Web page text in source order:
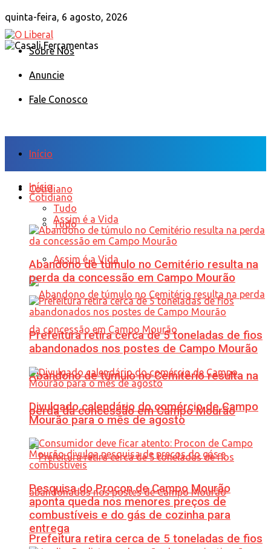
quinta-feira, 6 agosto, 2026
Sobre Nós
Anuncie
Fale Conosco
Início
Cotidiano
Tudo
Assim é a Vida
Abandono de túmulo no Cemitério resulta na
perda da concessão em Campo Mourão
Prefeitura retira cerca de 5 toneladas de fios
Início
Cotidiano
Tudo
Assim é a Vida
Abandono de túmulo no Cemitério resulta na
perda da concessão em Campo Mourão
Prefeitura retira cerca de 5 toneladas de fios
abandonados nos postes de Campo Mourão
Divulgado calendário do comércio de Campo
Mourão para o mês de agosto
Pesquisa do Procon de Campo Mourão
aponta queda nos menores preços de
combustíveis e do gás de cozinha para
entrega